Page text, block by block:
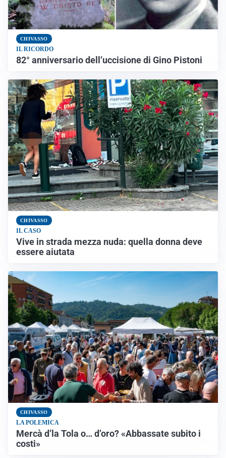
CHIVASSO
IL RICORDO
82° anniversario dell’uccisione di Gino Pistoni
CHIVASSO
IL CASO
Vive in strada mezza nuda: quella donna deve
essere aiutata
CHIVASSO
LA POLEMICA
Mercà d’la Tola o… d’oro? «Abbassate subito i
costi»